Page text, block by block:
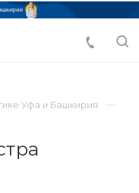
Уфа и Башкирия